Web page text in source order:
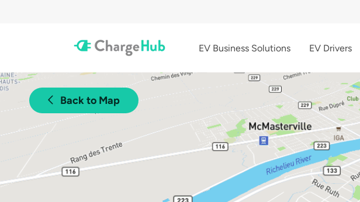
EV Business Solutions EV Drivers
Back to Map